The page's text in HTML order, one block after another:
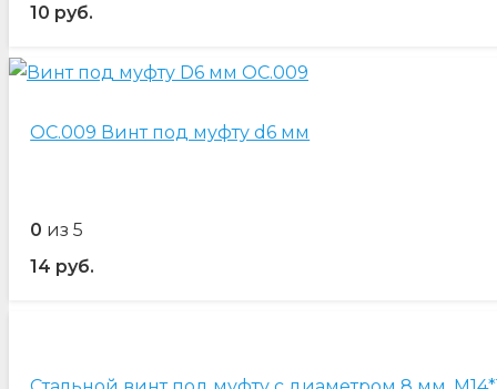
10 руб.
OC.009 Винт под муфту d6 мм
0 из 5
14 руб.